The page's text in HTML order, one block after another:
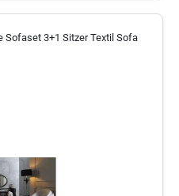
3+1 Sitzer Textil Sofa